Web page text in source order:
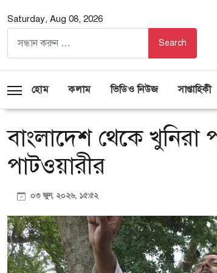
Saturday, Aug 08, 2026
হোম কলাম ভিডিও নিউজ সাপ্তাহিকী
বাংলাদেশ থেকে খুনিরা
পাটওয়ারীর
০৩ জুন, ২০২৬, ১৫:৫২